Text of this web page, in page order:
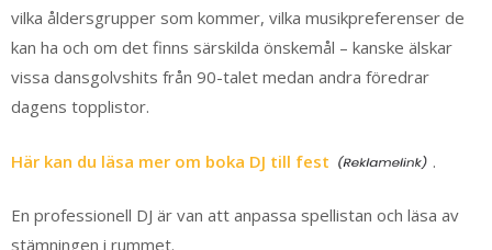
vilka åldersgrupper som kommer, vilka musikpreferenser de
kan ha och om det finns särskilda önskemål – kanske älskar
vissa dansgolvshits från 90-talet medan andra föredrar
dagens topplistor.
Här kan du läsa mer om boka DJ till fest .
En professionell DJ är van att anpassa spellistan och läsa av
stämningen i rummet.